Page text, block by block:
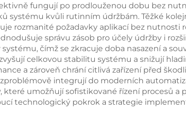
fungují po prodlouženou dobu bez
systému kvůli rutinním údržbám. Těžké
rozmanité požadavky aplikací bez nutnosti
správu zásob pro účely údržby i
čímž se zkracuje doba nasazení a
celkovou stabilitu systému a snižují
a zároveň chrání citlivá zařízení před
integrují do moderních
umožňují sofistikované řízení procesů a
technologický pokrok a strategie